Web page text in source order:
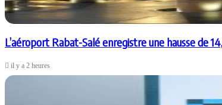
L’aéroport Rabat-Salé enregistre une hausse de
il y a 2 heures